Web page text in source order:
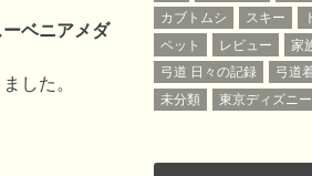
ーベニアメダ
した。
カブトムシ
スキー
ペット
レビュー 家
弓道 日々の記録
弓道
未分類
東京ディズニ